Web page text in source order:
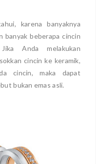
karena banyaknya
banyak beberapa cincin
Anda melakukan
cincin ke keramik,
cincin, maka dapat
bukan emas asli.